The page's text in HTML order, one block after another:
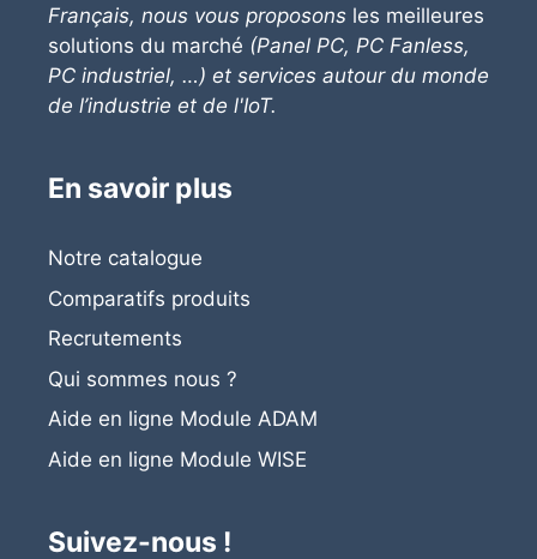
Français, nous vous proposons les meilleures
solutions du marché (Panel PC, PC Fanless,
PC industriel, …) et services autour du monde
de l’industrie et de l'IoT.
En savoir plus
Notre catalogue
Comparatifs produits
Recrutements
Qui sommes nous ?
Aide en ligne Module ADAM
Aide en ligne Module WISE
Suivez-nous !